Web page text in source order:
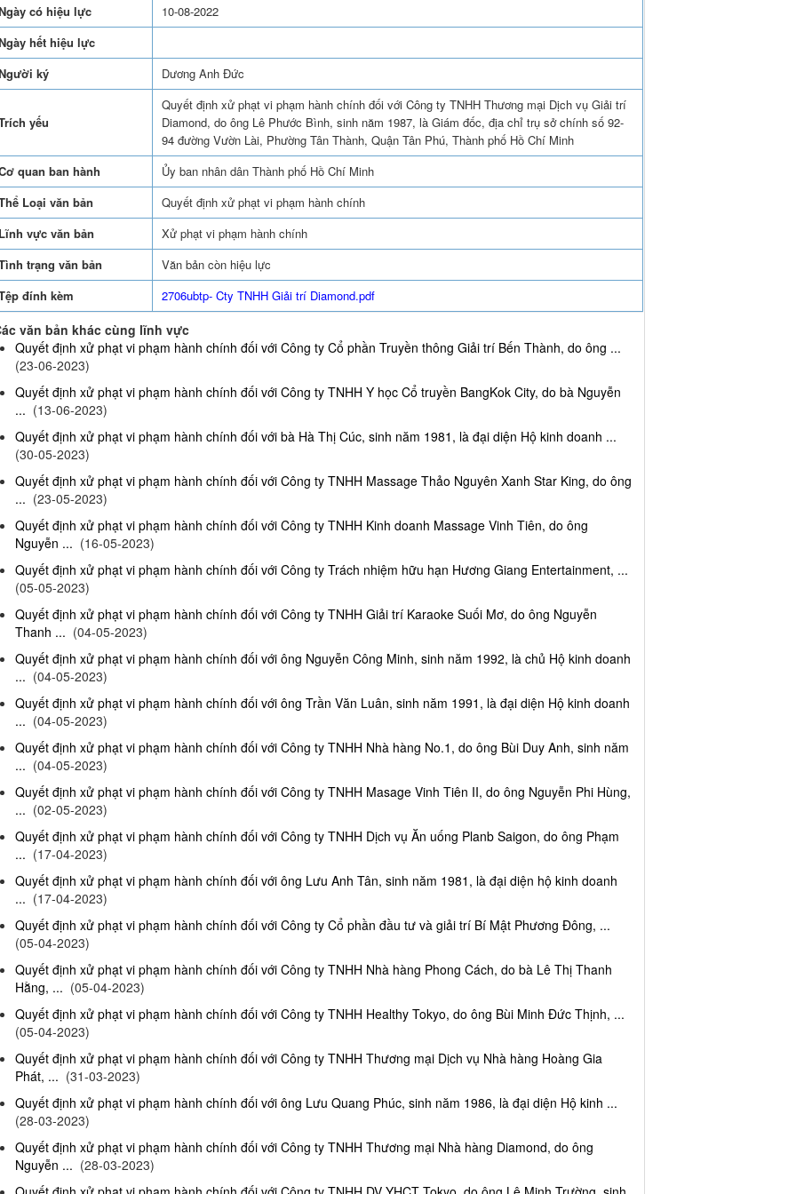
có hiệu lực
10-08-2022
hết hiệu lực
ký
Dương Anh Đức
yếu
Quyết định xử phạt vi phạm hành chính đối với Công ty TNHH Thương mại Dịch vụ Giải trí
Diamond, do ông Lê Phước Bình, sinh năm 1987, là Giám đốc, địa chỉ trụ sở chính số 92-
94 đường Vườn Lài, Phường Tân Thành, Quận Tân Phú, Thành phố Hồ Chí Minh
quan ban hành
Ủy ban nhân dân Thành phố Hồ Chí Minh
Loại văn bản
Quyết định xử phạt vi phạm hành chính
vực văn bản
Xử phạt vi phạm hành chính
trạng văn bản
Văn bản còn hiệu lực
đính kèm
2706ubtp- Cty TNHH Giải trí Diamond.pdf
văn bản khác cùng lĩnh vực
Quyết định xử phạt vi phạm hành chính đối với Công ty Cổ phần Truyền thông Giải trí Bến Thành, do ông ...
(23-06-2023)
Quyết định xử phạt vi phạm hành chính đối với Công ty TNHH Y học Cổ truyền BangKok City, do bà Nguyễn
... (13-06-2023)
Quyết định xử phạt vi phạm hành chính đối với bà Hà Thị Cúc, sinh năm 1981, là đại diện Hộ kinh doanh ...
(30-05-2023)
Quyết định xử phạt vi phạm hành chính đối với Công ty TNHH Massage Thảo Nguyên Xanh Star King, do ông
... (23-05-2023)
Quyết định xử phạt vi phạm hành chính đối với Công ty TNHH Kinh doanh Massage Vinh Tiên, do ông
Nguyễn ... (16-05-2023)
Quyết định xử phạt vi phạm hành chính đối với Công ty Trách nhiệm hữu hạn Hương Giang Entertainment, ...
(05-05-2023)
Quyết định xử phạt vi phạm hành chính đối với Công ty TNHH Giải trí Karaoke Suối Mơ, do ông Nguyễn
Thanh ... (04-05-2023)
Quyết định xử phạt vi phạm hành chính đối với ông Nguyễn Công Minh, sinh năm 1992, là chủ Hộ kinh doanh
... (04-05-2023)
Quyết định xử phạt vi phạm hành chính đối với ông Trần Văn Luân, sinh năm 1991, là đại diện Hộ kinh doanh
... (04-05-2023)
Quyết định xử phạt vi phạm hành chính đối với Công ty TNHH Nhà hàng No.1, do ông Bùi Duy Anh, sinh năm
... (04-05-2023)
Quyết định xử phạt vi phạm hành chính đối với Công ty TNHH Masage Vinh Tiên II, do ông Nguyễn Phi Hùng,
... (02-05-2023)
Quyết định xử phạt vi phạm hành chính đối với Công ty TNHH Dịch vụ Ăn uống Planb Saigon, do ông Phạm
... (17-04-2023)
Quyết định xử phạt vi phạm hành chính đối với ông Lưu Anh Tân, sinh năm 1981, là đại diện hộ kinh doanh
... (17-04-2023)
Quyết định xử phạt vi phạm hành chính đối với Công ty Cổ phần đầu tư và giải trí Bí Mật Phương Đông, ...
(05-04-2023)
Quyết định xử phạt vi phạm hành chính đối với Công ty TNHH Nhà hàng Phong Cách, do bà Lê Thị Thanh
Hằng, ... (05-04-2023)
Quyết định xử phạt vi phạm hành chính đối với Công ty TNHH Healthy Tokyo, do ông Bùi Minh Đức Thịnh, ...
(05-04-2023)
Quyết định xử phạt vi phạm hành chính đối với Công ty TNHH Thương mại Dịch vụ Nhà hàng Hoàng Gia
Phát, ... (31-03-2023)
Quyết định xử phạt vi phạm hành chính đối với ông Lưu Quang Phúc, sinh năm 1986, là đại diện Hộ kinh ...
(28-03-2023)
Quyết định xử phạt vi phạm hành chính đối với Công ty TNHH Thương mại Nhà hàng Diamond, do ông
Nguyễn ... (28-03-2023)